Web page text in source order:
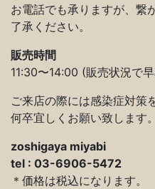
お電話でも承りますが、繋
了承ください。
販売時間
11:30〜14:00 (販売状況で
ご来店の際には感染症対策
何卒宜しくお願い致します。
zoshigaya miyabi
tel : 03-6906-5472
＊価格は税込になります。